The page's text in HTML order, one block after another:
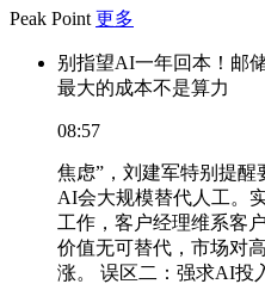
Peak Point 更多
别指望AI一年回本！邮
最大的成本不是算力
08:57
焦虑”，刘建军特别提醒
AI会大规模替代人工。
工作，客户经理维系客
价值无可替代，市场对
涨。 误区二：强求AI投